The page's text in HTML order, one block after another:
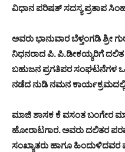
ವಿಧಾನ ಪರಿಷತ್ ಸದಸ್ಯ ಪ್ರತಾಪ
ಅವರು ಭಾನುವಾರ ಬೆಳ್ತಂಗಡಿ ಶ್ರೀ
ನಿಧನರಾದ ಪಿ. ಪಿ.ಡೀಕಯ್ಯರಿಗೆ
ಬಹುಜನ ಪ್ರಗತಿಪರ ಸಂಘಟನೆಗಳ
ನಡೆದ ನುಡಿ ನಮನ
ಮಾಜಿ ಶಾಸಕ ಕೆ ವಸಂತ ಬಂಗೇರ
ಹೋರಾಟಗಾರ. ಅವರು ದಲಿತರ
ಸಂಖ್ಯಾತರು ಹಾಗೂ